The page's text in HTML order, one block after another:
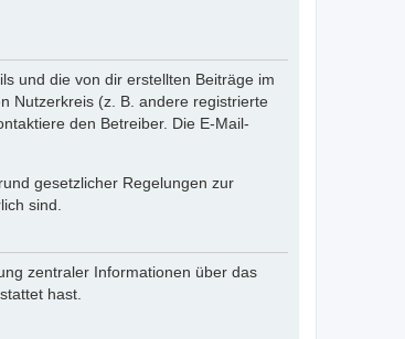
und die von dir erstellten Beiträge im
Nutzerkreis (z. B. andere registrierte
den Betreiber. Die E-Mail-
gesetzlicher Regelungen zur
sind.
zentraler Informationen über das
hast.